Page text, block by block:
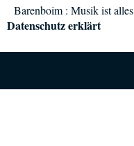
Barenboim : Musik ist alles
Datenschutz erklärt